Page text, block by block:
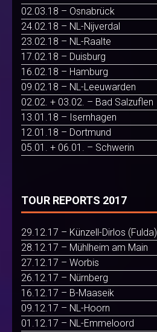
02.03.18 – Osnabrück
24.02.18 – NL-Nijverdal
23.02.18 – NL-Raalte
17.02.18 – Duisburg
16.02.18 – Hamburg
09.02.18 – NL-Leeuwarden
02.02. + 03.02. – Bad Salzuflen
13.01.18 – Isernhagen
12.01.18 – Dortmund
05.01. + 06.01. – Schwerin
TOUR REPORTS 2017
29.12.17 – Künzell-Dirlos (Fulda)
28.12.17 – Mühlheim am Main
27.12.17 – Worbis
26.12.17 – Nürnberg
16.12.17 – B-Maaseik
09.12.17 – NL-Hoorn
01.12.17 – NL-Emmeloord